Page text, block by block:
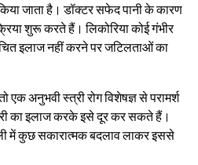
जाता है। डॉक्टर सफेद पानी के कारण
शुरू करते हैं। लिकोरिया कोई गंभीर
इलाज नहीं करने पर जटिलताओं का
अनुभवी स्त्री रोग विशेषज्ञ से परामर्श
का इलाज करके इसे दूर कर सकते हैं।
में कुछ सकारात्मक बदलाव लाकर इससे